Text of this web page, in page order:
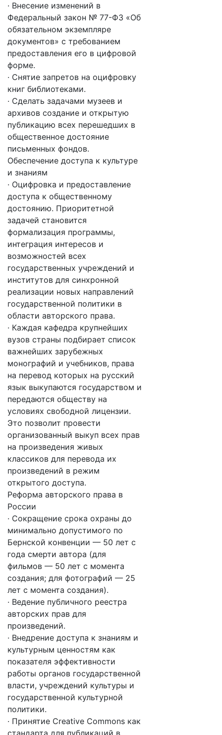
· Внесение изменений в
Федеральный закон № 77-ФЗ «Об
обязательном экземпляре
документов» с требованием
предоставления его в цифровой
форме.
· Снятие запретов на оцифровку
книг библиотеками.
· Сделать задачами музеев и
архивов создание и открытую
публикацию всех перешедших в
общественное достояние
письменных фондов.
Обеспечение доступа к культуре
и знаниям
· Оцифровка и предоставление
доступа к общественному
достоянию. Приоритетной
задачей становится
формализация программы,
интеграция интересов и
возможностей всех
государственных учреждений и
институтов для синхронной
реализации новых направлений
государственной политики в
области авторского права.
· Каждая кафедра крупнейших
вузов страны подбирает список
важнейших зарубежных
монографий и учебников, права
на перевод которых на русский
язык выкупаются государством и
передаются обществу на
условиях свободной лицензии.
Это позволит провести
организованный выкуп всех прав
на произведения живых
классиков для перевода их
произведений в режим
открытого доступа.
Реформа авторского права в
России
· Сокращение срока охраны до
минимально допустимого по
Бернской конвенции — 50 лет с
года смерти автора (для
фильмов — 50 лет с момента
создания; для фотографий — 25
лет с момента создания).
· Ведение публичного реестра
авторских прав для
произведений.
· Внедрение доступа к знаниям и
культурным ценностям как
показателя эффективности
работы органов государственной
власти, учреждений культуры и
государственной культурной
политики.
· Принятие Creative Commons как
стандарта для публикаций в